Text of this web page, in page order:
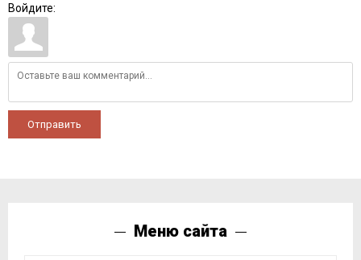
Войдите:
Отправить
Меню сайта